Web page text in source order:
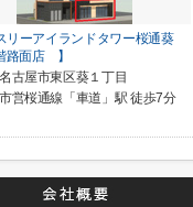
リーアイランドタワー桜通葵
路面店 】
古屋市東区葵１丁目
営桜通線「車道」駅 徒歩7分